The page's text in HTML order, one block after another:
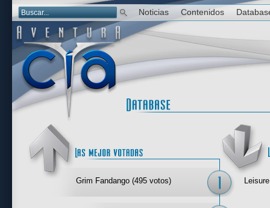
Noticias Contenidos
Las mejor
Grim Fandango (495 votos)